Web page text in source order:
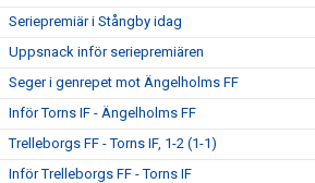
Seriepremiär i Stångby idag
Uppsnack inför seriepremiären
Seger i genrepet mot Ängelholms FF
Inför Torns IF - Ängelholms FF
Trelleborgs FF - Torns IF, 1-2 (1-1)
Inför Trelleborgs FF - Torns IF